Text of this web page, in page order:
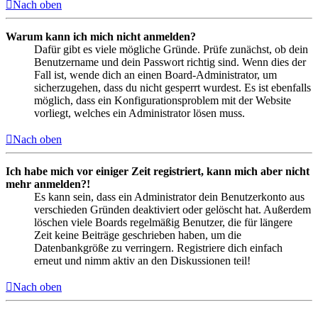
Nach oben
Warum kann ich mich nicht anmelden?
Dafür gibt es viele mögliche Gründe. Prüfe zunächst, ob dein
Benutzername und dein Passwort richtig sind. Wenn dies der
Fall ist, wende dich an einen Board-Administrator, um
sicherzugehen, dass du nicht gesperrt wurdest. Es ist ebenfalls
möglich, dass ein Konfigurationsproblem mit der Website
vorliegt, welches ein Administrator lösen muss.
Nach oben
Ich habe mich vor einiger Zeit registriert, kann mich aber nicht
mehr anmelden?!
Es kann sein, dass ein Administrator dein Benutzerkonto aus
verschieden Gründen deaktiviert oder gelöscht hat. Außerdem
löschen viele Boards regelmäßig Benutzer, die für längere
Zeit keine Beiträge geschrieben haben, um die
Datenbankgröße zu verringern. Registriere dich einfach
erneut und nimm aktiv an den Diskussionen teil!
Nach oben